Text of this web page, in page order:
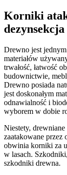
Korniki
Drewno jest
materiałów
trwałość, łatwość
budownictwie,
Drewno posiada
jest doskonałym
odnawialność i
wyborem w dobie
Niestety, drewniane
zaatakowane przez
obwinia korniki za
w lasach.
szkodniki drewna.